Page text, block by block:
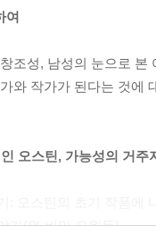
여
조성, 남성의 눈으로 본
와 작가가 된다는 것에
오스틴, 가능성의 거주
기(와 비밀 요원들)